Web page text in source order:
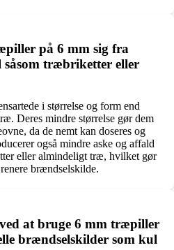
på 6 mm sig fra
træbriketter eller
i størrelse og form end
Deres mindre størrelse gør dem
da de nemt kan doseres og
også mindre aske og affald
eller almindeligt træ, hvilket gør
brændselskilde.
at bruge 6 mm træpiller
brændselskilder som kul